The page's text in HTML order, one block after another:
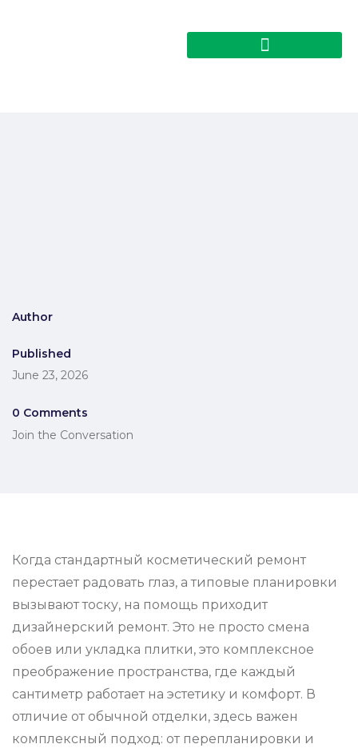
Author
Published
June 23, 2026
0 Comments
Join the Conversation
Когда стандартный косметический ремонт
перестает радовать глаз, а типовые планировки
вызывают тоску, на помощь приходит
дизайнерский ремонт. Это не просто смена
обоев или укладка плитки, это комплексное
преображение пространства, где каждый
сантиметр работает на эстетику и комфорт. В
отличие от обычной отделки, здесь важен
комплексный подход: от перепланировки и